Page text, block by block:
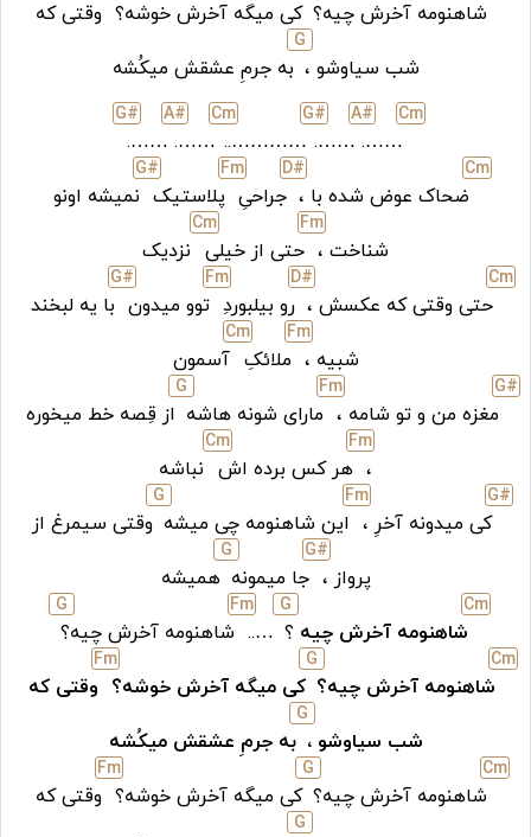
شاهنومه آخرش چیه؟ کی میگه آخرش خوشه؟ وقتی که
شب سیاوشو ،
G
به جرمِ عشقش میکُشه
Cm
…….
A#
…….
G#
…………..
Cm
…….
A#
…….
G#
Cm
ضحاک عوض شده با ،
D#
جراحیِ
Fm
پلاستیک
G#
نمیشه اونو
شناخت ،
Fm
حتی از خیلی
Cm
نزدیک
Cm
حتی وقتی که عکسش ،
D#
رو بیلبوردِ
Fm
توو میدون
G#
با یه لبخند
شبیه ،
Fm
ملائکِ
Cm
آسمون
G#
مغزه من و تو شامه ،
Fm
مارای شونه هاشه
G
از قِصه خط میخوره
،
Fm
هر کس برده اش
Cm
نباشه
G#
کی میدونه آخرِ ،
Fm
این شاهنومه چی میشه
G
وقتی سیمرغ از
پرواز ،
G#
جا میمونه
G
همیشه
Cm
شاهنومه آخرش چیه ؟
G
…..
Fm
شاهنومه آخرش چیه؟
G
Cm
شاهنومه آخرش چیه؟
G
کی میگه آخرش خوشه؟
Fm
وقتی که
شب سیاوشو ،
G
به جرمِ عشقش میکُشه
Cm
شاهنومه آخرش چیه؟
G
کی میگه آخرش خوشه؟
Fm
وقتی که
G